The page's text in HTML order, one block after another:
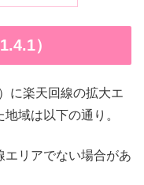
）
に楽天回線の拡大エ
域は以下の通り。
リアでない場合があ